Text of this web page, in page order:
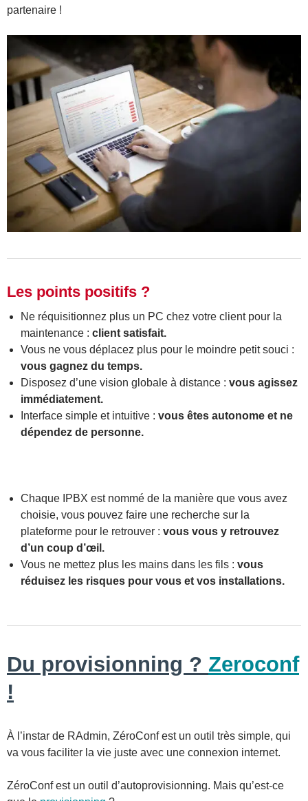
partenaire !
Les points positifs ?
Ne réquisitionnez plus un PC chez votre client pour la
maintenance : client satisfait.
Vous ne vous déplacez plus pour le moindre petit souci :
vous gagnez du temps.
Disposez d’une vision globale à distance : vous agissez
immédiatement.
Interface simple et intuitive : vous êtes autonome et ne
dépendez de personne.
Chaque IPBX est nommé de la manière que vous avez
choisie, vous pouvez faire une recherche sur la
plateforme pour le retrouver : vous vous y retrouvez
d’un coup d’œil.
Vous ne mettez plus les mains dans les fils : vous
réduisez les risques pour vous et vos installations.
Du provisionning ? Zeroconf
!
À l’instar de RAdmin, ZéroConf est un outil très simple, qui
va vous faciliter la vie juste avec une connexion internet.
ZéroConf est un outil d’autoprovisionning. Mais qu’est-ce